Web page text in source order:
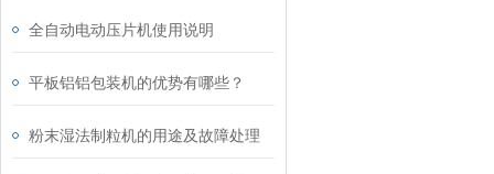
全自动电动压片机使用说明
平板铝铝包装机的优势有哪些？
粉末湿法制粒机的用途及故障处理